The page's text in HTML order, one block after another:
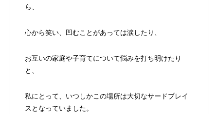
ら、
心から笑い、凹むことがあっては涙したり、
お互いの家庭や子育てについて悩みを打ち明けたり
と、
私にとって、いつしかこの場所は大切なサードプレイ
スとなっていました。